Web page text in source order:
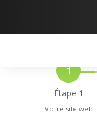
1
Étape 1
Votre site web